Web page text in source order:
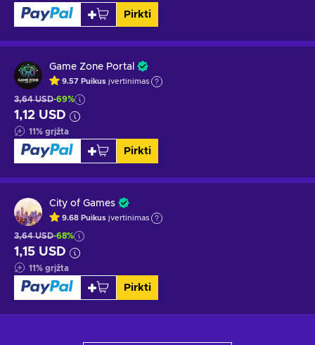
Pirkti
Game Zone Portal
9.57 Puikus įvertinimas
3,64 USD-69%
1,12 USD
11% grįžta
Pirkti
City of Games
9.68 Puikus įvertinimas
3,64 USD-68%
1,15 USD
11% grįžta
Pirkti